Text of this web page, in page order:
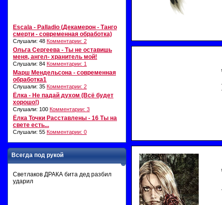
Escala - Palladio (Декамерон - Танго
смерти - современная обработка)
Слушали: 48 Комментарии: 2
Ольга Сергеева - Ты не оставишь
меня, ангел- хранитель мой!
Слушали: 84 Комментарии: 1
Марш Мендельсона - современная
обработка1
Слушали: 35 Комментарии: 2
Ёлка - Не падай духом (Всё будет
хорошо!)
Слушали: 100 Комментарии: 3
Ёлка Точки Расставлены - 16 Ты на
свете есть...
Слушали: 55 Комментарии: 0
Всегда под рукой
Светлаков ДРАКА бита дед разбил
ударил